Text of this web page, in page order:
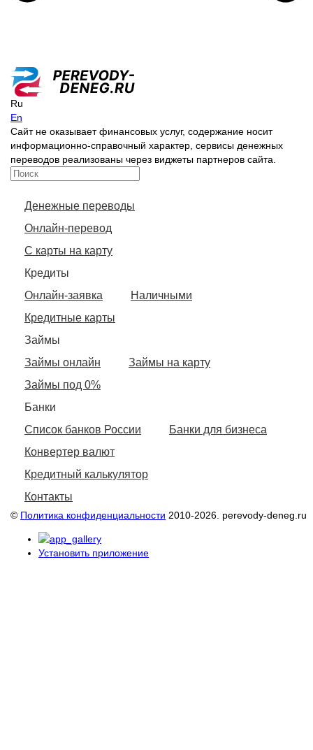
Ru
En
Сайт не оказывает финансовых услуг, содержание носит
информационно-справочный характер, сервисы денежных
переводов реализованы через виджеты партнеров сайта.
Денежные переводы
Онлайн-перевод
С карты на карту
Кредиты
Онлайн-заявка
Наличными
Кредитные карты
Займы
Займы онлайн
Займы на карту
Займы под 0%
Банки
Список банков России
Банки для бизнеса
Конвертер валют
Кредитный калькулятор
Контакты
© Политика конфиденциальности 2010-2026. perevody-deneg.ru
Установить приложение